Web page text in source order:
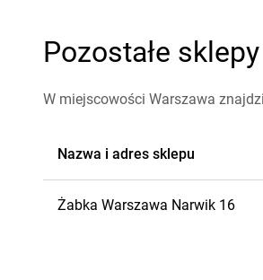
Pozostałe
W miejscowości Warszawa
Nazwa i adres sklepu
Żabka Warszawa Narwik 16